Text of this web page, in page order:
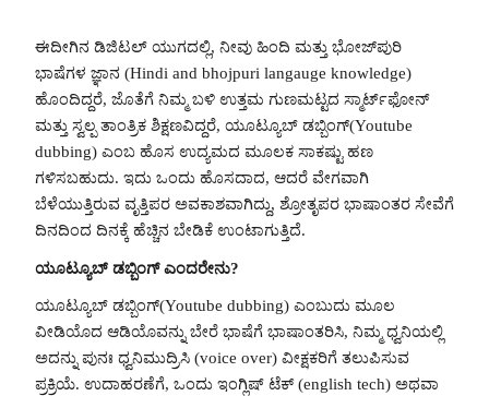
ಈದೀಗಿನ ಡಿಜಿಟಲ್ ಯುಗದಲ್ಲಿ, ನೀವು ಹಿಂದಿ ಮತ್ತು ಭೋಜ್‌ಪುರಿ
ಭಾಷೆಗಳ ಜ್ಞಾನ (Hindi and bhojpuri langauge knowledge)
ಹೊಂದಿದ್ದರೆ, ಜೊತೆಗೆ ನಿಮ್ಮ ಬಳಿ ಉತ್ತಮ ಗುಣಮಟ್ಟದ ಸ್ಮಾರ್ಟ್‌ಫೋನ್
ಮತ್ತು ಸ್ವಲ್ಪ ತಾಂತ್ರಿಕ ಶಿಕ್ಷಣವಿದ್ದರೆ, ಯೂಟ್ಯೂಬ್ ಡಬ್ಬಿಂಗ್(Youtube
dubbing) ಎಂಬ ಹೊಸ ಉದ್ಯಮದ ಮೂಲಕ ಸಾಕಷ್ಟು ಹಣ
ಗಳಿಸಬಹುದು. ಇದು ಒಂದು ಹೊಸದಾದ, ಆದರೆ ವೇಗವಾಗಿ
ಬೆಳೆಯುತ್ತಿರುವ ವೃತ್ತಿಪರ ಅವಕಾಶವಾಗಿದ್ದು, ಶ್ರೋತೃಪರ ಭಾಷಾಂತರ ಸೇವೆಗೆ
ದಿನದಿಂದ ದಿನಕ್ಕೆ ಹೆಚ್ಚಿನ ಬೇಡಿಕೆ ಉಂಟಾಗುತ್ತಿದೆ.
ಯೂಟ್ಯೂಬ್ ಡಬ್ಬಿಂಗ್ ಎಂದರೇನು?
ಯೂಟ್ಯೂಬ್ ಡಬ್ಬಿಂಗ್(Youtube dubbing) ಎಂಬುದು ಮೂಲ
ವೀಡಿಯೊದ ಆಡಿಯೊವನ್ನು ಬೇರೆ ಭಾಷೆಗೆ ಭಾಷಾಂತರಿಸಿ, ನಿಮ್ಮ ಧ್ವನಿಯಲ್ಲಿ
ಅದನ್ನು ಪುನಃ ಧ್ವನಿಮುದ್ರಿಸಿ (voice over) ವೀಕ್ಷಕರಿಗೆ ತಲುಪಿಸುವ
ಪ್ರಕ್ರಿಯೆ. ಉದಾಹರಣೆಗೆ, ಒಂದು ಇಂಗ್ಲಿಷ್ ಟೆಕ್ (english tech) ಅಥವಾ